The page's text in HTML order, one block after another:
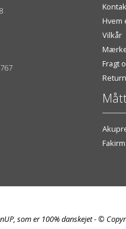
Hvem
Vilkår
Fragt
som er 100% danskejet - ©